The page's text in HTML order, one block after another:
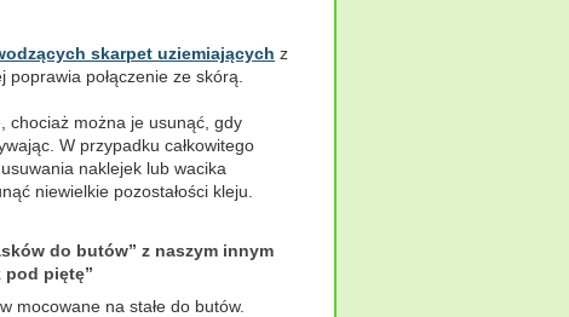
skarpet uziemiających z
połączenie ze skórą.
chociaż można je usunąć, gdy
W przypadku całkowitego
naklejek lub wacika
niewielkie pozostałości kleju.
do butów” z naszym innym
pod piętę”
mocowane na stałe do butów.